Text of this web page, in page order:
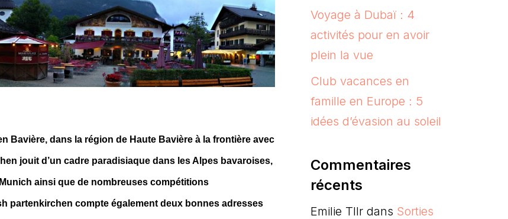
Bavière, dans la région de Haute Bavière à la frontière avec
jouit d’un cadre paradisiaque dans les Alpes bavaroises,
ainsi que de nombreuses compétitions
partenkirchen compte également deux bonnes adresses
Voyage à Dubaï : 4
activités pour en avoir
plein la vue
Club vacances en
famille en Europe : 5
idées d’évasion au soleil
Commentaires
récents
Emilie Tllrdans Sorties